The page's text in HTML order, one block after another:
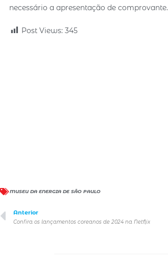
necessário a apresentação de comprovante.
Post Views: 345
MUSEU DA ENERGIA DE SÃO PAULO
Anterior
Confira os lançamentos coreanos de 2024 na Netflix